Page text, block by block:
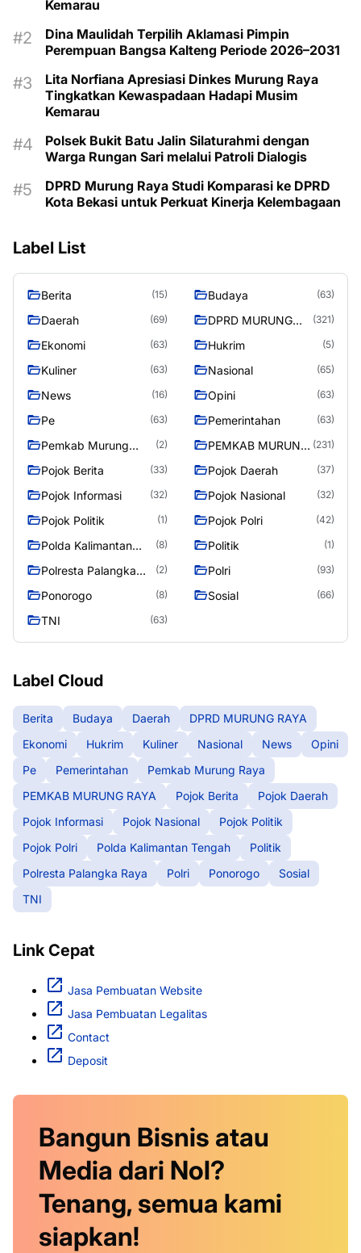
Kemarau
Dina Maulidah Terpilih Aklamasi Pimpin
Perempuan Bangsa Kalteng Periode 2026–2031
Lita Norfiana Apresiasi Dinkes Murung Raya
Tingkatkan Kewaspadaan Hadapi Musim
Kemarau
Polsek Bukit Batu Jalin Silaturahmi dengan
Warga Rungan Sari melalui Patroli Dialogis
DPRD Murung Raya Studi Komparasi ke DPRD
Kota Bekasi untuk Perkuat Kinerja Kelembagaan
Label List
Berita (15) Budaya (63)
Daerah (69)
DPRD MURUNG
(321)
Ekonomi (63) Hukrim (5)
Kuliner (63) Nasional (65)
News (16) Opini (63)
Pe (63) Pemerintahan (63)
Pemkab Murung
(2)
PEMKAB MURUNG (231)
Pojok Berita (33) Pojok Daerah (37)
Pojok Informasi (32) Pojok Nasional (32)
Pojok Politik (1) Pojok Polri (42)
Polda Kalimantan
(8) Politik (1)
Polresta Palangka
(2) Polri (93)
Ponorogo (8) Sosial (66)
TNI (63)
Label Cloud
Berita Budaya Daerah
DPRD MURUNG RAYA
Ekonomi
Hukrim Kuliner Nasional News
Opini
Pe
Pemerintahan
Pemkab Murung Raya
PEMKAB MURUNG RAYA
Pojok Berita
Pojok Daerah
Pojok Informasi
Pojok Nasional
Pojok Politik
Pojok Polri
Polda Kalimantan Tengah
Politik
Polresta Palangka Raya
Polri Ponorogo
Sosial
TNI
Link Cepat
Jasa Pembuatan Website
Jasa Pembuatan Legalitas
Contact
Deposit
Bangun Bisnis atau
Media dari Nol?
Tenang, semua kami
siapkan!